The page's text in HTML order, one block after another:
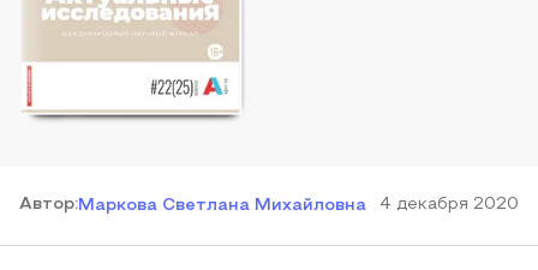
Автор:Маркова Светлана Михайловна 4 декабря 2020